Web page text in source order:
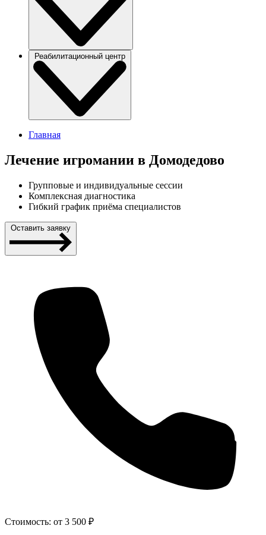
Реабилитационный центр
Главная
Лечение игромании в Домодедово
Групповые и индивидуальные сессии
Комплексная диагностика
Гибкий график приёма специалистов
Оставить заявку
Стоимость: от 3 500 ₽